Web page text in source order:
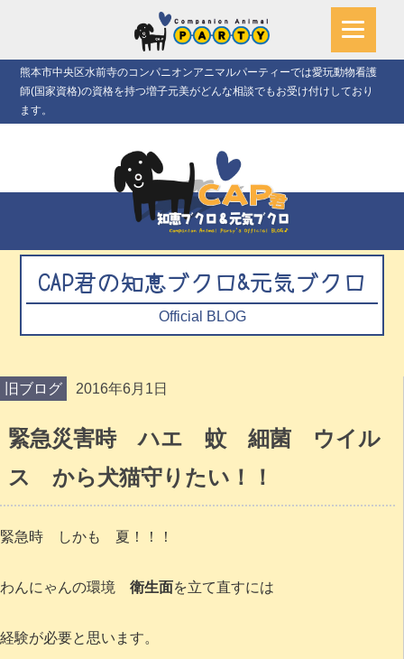
熊本市中央区水前寺のコンパニオンアニマルパーティーでは愛玩動物看護
師(国家資格)の資格を持つ増子元美がどんな相談でもお受け付けしており
ます。
CAP君の知恵ブクロ&元気ブクロ
Official BLOG
旧ブログ 2016年6月1日
緊急災害時 ハエ 蚊 細菌 ウイル
ス から犬猫守りたい！！
緊急時 しかも 夏！！！
わんにゃんの環境 衛生面を立て直すには
経験が必要と思います。